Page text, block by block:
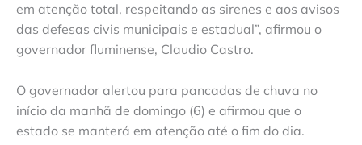
em atenção total, respeitando as sirenes e aos avisos
das defesas civis municipais e estadual”, afirmou o
governador fluminense, Claudio Castro.
O governador alertou para pancadas de chuva no
início da manhã de domingo (6) e afirmou que o
estado se manterá em atenção até o fim do dia.